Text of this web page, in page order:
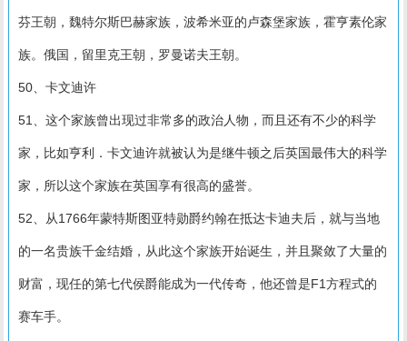
芬王朝，魏特尔斯巴赫家族，波希米亚的卢森堡家族，霍亨素伦家
族。俄国，留里克王朝，罗曼诺夫王朝。
50、卡文迪许
51、这个家族曾出现过非常多的政治人物，而且还有不少的科学
家，比如亨利．卡文迪许就被认为是继牛顿之后英国最伟大的科学
家，所以这个家族在英国享有很高的盛誉。
52、从1766年蒙特斯图亚特勋爵约翰在抵达卡迪夫后，就与当地
的一名贵族千金结婚，从此这个家族开始诞生，并且聚敛了大量的
财富，现任的第七代侯爵能成为一代传奇，他还曾是F1方程式的
赛车手。